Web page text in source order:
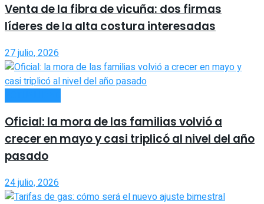
Venta de la fibra de vicuña: dos firmas
líderes de la alta costura interesadas
27 julio, 2026
Oficial: la mora de las familias volvió a
crecer en mayo y casi triplicó al nivel del año
pasado
24 julio, 2026